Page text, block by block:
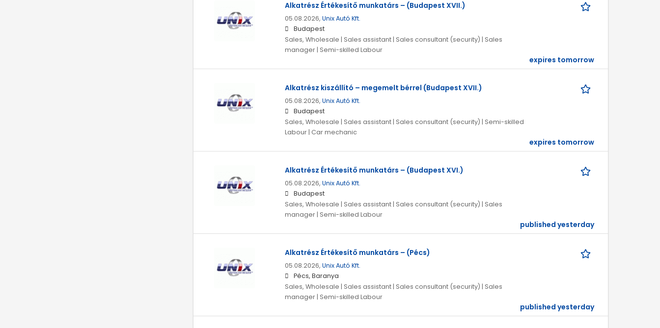
Alkatrész Értékesítő munkatárs – (Budapest XVII.)
05.08.2026, Unix Autó Kft.
Budapest
Sales, Wholesale | Sales assistant | Sales consultant (security) | Sales
manager | Semi-skilled Labour
expires tomorrow
Alkatrész kiszállító – megemelt bérrel (Budapest XVII.)
05.08.2026, Unix Autó Kft.
Budapest
Sales, Wholesale | Sales assistant | Sales consultant (security) | Semi-skilled
Labour | Car mechanic
expires tomorrow
Alkatrész Értékesítő munkatárs – (Budapest XVI.)
05.08.2026, Unix Autó Kft.
Budapest
Sales, Wholesale | Sales assistant | Sales consultant (security) | Sales
manager | Semi-skilled Labour
published yesterday
Alkatrész Értékesítő munkatárs – (Pécs)
05.08.2026, Unix Autó Kft.
Pécs, Baranya
Sales, Wholesale | Sales assistant | Sales consultant (security) | Sales
manager | Semi-skilled Labour
published yesterday